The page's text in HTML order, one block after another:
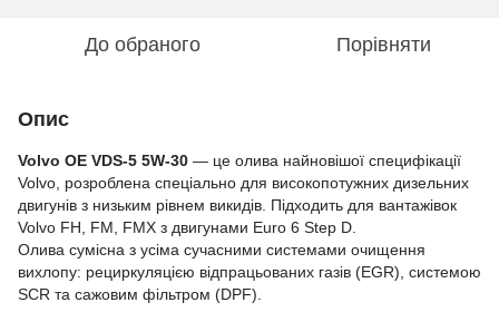
До обраного Порівняти
Опис
Volvo OE VDS-5 5W-30 — це олива найновішої специфікації
Volvo, розроблена спеціально для високопотужних дизельних
двигунів з низьким рівнем викидів. Підходить для вантажівок
Volvo FH, FM, FMX з двигунами Euro 6 Step D.
Олива сумісна з усіма сучасними системами очищення
вихлопу: рециркуляцією відпрацьованих газів (EGR), системою
SCR та сажовим фільтром (DPF).